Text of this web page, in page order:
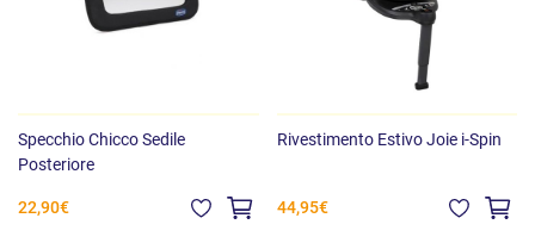
Specchio Chicco Sedile
Posteriore
22,90€
Rivestimento Estivo Joie i-Spin
44,95€